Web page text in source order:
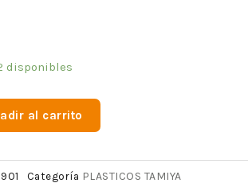
disponibles
al carrito
Categoría PLASTICOS TAMIYA